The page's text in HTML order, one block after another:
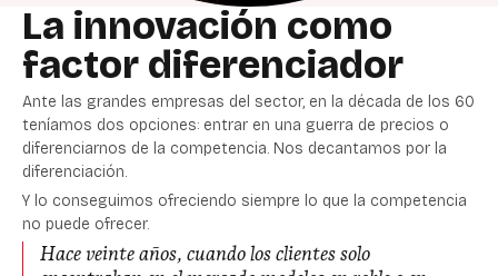
La innovación como
factor diferenciador
Ante las grandes empresas del sector, en la década de los 60
teníamos dos opciones: entrar en una guerra de precios o
diferenciarnos de la competencia. Nos decantamos por la
diferenciación.
Y lo conseguimos ofreciendo siempre lo que la competencia
no puede ofrecer.
Hace veinte años, cuando los clientes solo